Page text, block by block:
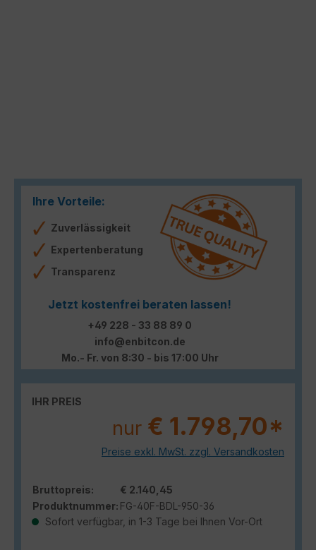
Ihre Vorteile:
Zuverlässigkeit
Expertenberatung
Transparenz
Jetzt kostenfrei beraten lassen!
+49 228 - 33 88 89 0
info@enbitcon.de
Mo.- Fr. von 8:30 - bis 17:00 Uhr
IHR PREIS
nur € 1.798,70*
Preise exkl. MwSt. zzgl. Versandkosten
Bruttopreis:
€ 2.140,45
Produktnummer: FG-40F-BDL-950-36
Sofort verfügbar, in 1-3 Tage bei Ihnen Vor-Ort